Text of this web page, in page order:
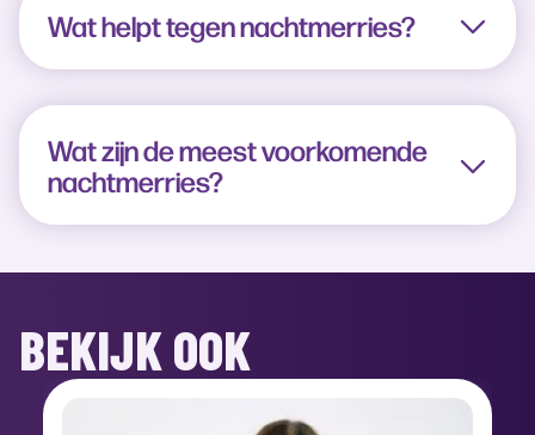
Wat helpt tegen nachtmerries?
Wat zijn de meest voorkomende
nachtmerries?
BEKIJK OOK